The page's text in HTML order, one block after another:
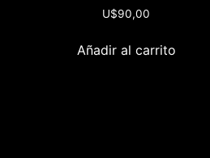
U$90,00
Añadir al carrito